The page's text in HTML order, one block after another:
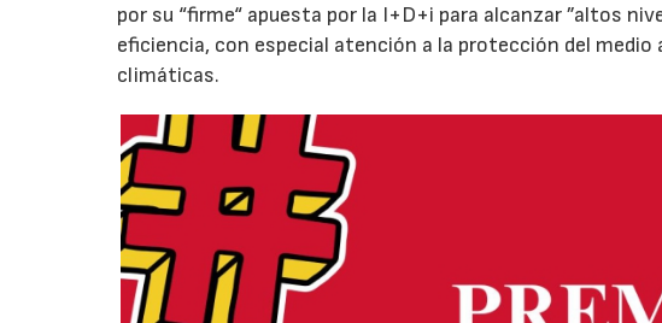
por su “firme“ apuesta por la I+D+i para alcanzar ”altos
eficiencia, con especial atención a la protección del
climáticas.